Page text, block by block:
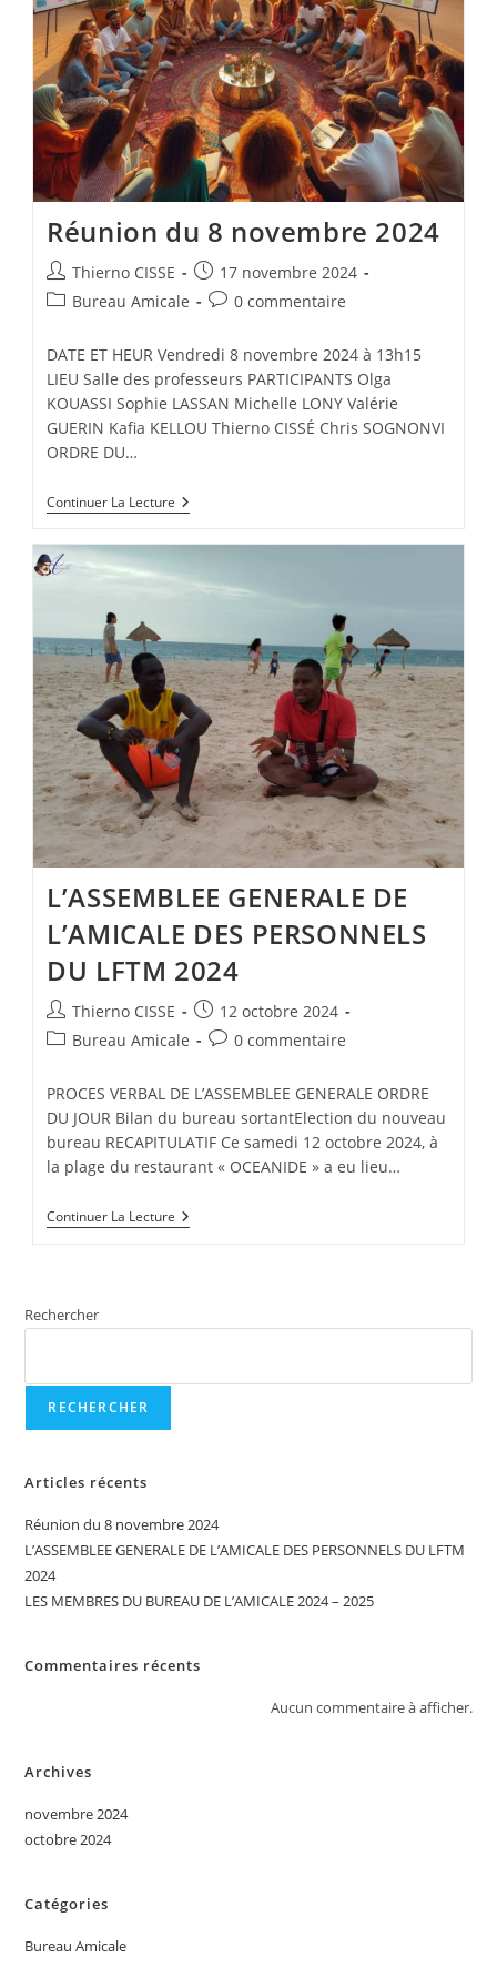
Réunion du 8 novembre 2024
Auteur/autrice
de
Thierno CISSE
Publication
publiée :
17 novembre 2024
PostBureau Amicale
Commentaires
la
publication :
0 commentaire
DATE ET HEUR Vendredi 8 novembre 2024 à 13h15
LIEU Salle des professeurs PARTICIPANTS Olga
KOUASSI Sophie LASSAN Michelle LONY Valérie
GUERIN Kafia KELLOU Thierno CISSÉ Chris SOGNONVI
ORDRE DU…
Continuer La Lecture Réunion
Du
2024
L’ASSEMBLEE GENERALE DE
L’AMICALE DES PERSONNELS
DU LFTM 2024
Auteur/autrice
de
Thierno CISSE
Publication
publiée :
12 octobre 2024
PostBureau Amicale
Commentaires
la
publication :
0 commentaire
PROCES VERBAL DE L’ASSEMBLEE GENERALE ORDRE
DU JOUR Bilan du bureau sortantElection du nouveau
bureau RECAPITULATIF Ce samedi 12 octobre 2024, à
la plage du restaurant « OCEANIDE » a eu lieu…
Continuer La Lecture L’ASSEMBLEE
GENERALE
DU
Rechercher
RECHERCHER
Articles récents
Réunion du 8 novembre 2024
L’ASSEMBLEE GENERALE DE L’AMICALE DES PERSONNELS DU LFTM
2024
LES MEMBRES DU BUREAU DE L’AMICALE 2024 – 2025
Commentaires récents
Aucun commentaire à afficher.
Archives
novembre 2024
octobre 2024
Catégories
Bureau Amicale